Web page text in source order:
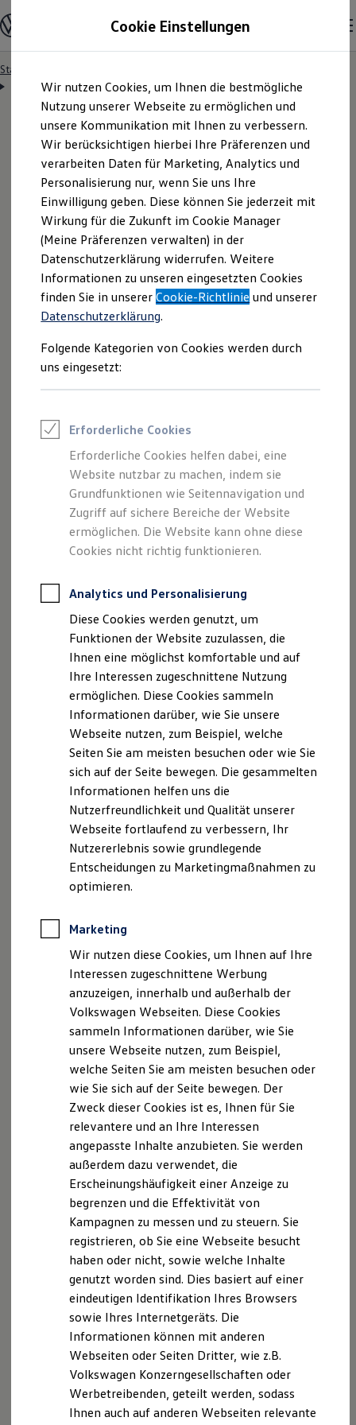
Hauptinhalt
springen
Footer
springen
Modelle & Konfigurator
Nutzfahrzeugkategorien entdecken
Modelle konfigurieren
Vorgängermodelle und Oldtimer
Vorgängermodelle
Oldtimer
Bulli Historie
Branchenlösungen & Gewerbekunden
Umbaulösungen und Hersteller finden
Auf- und Umbauten entdecken & konfigurieren
Groß- und Sonderkunden
Großkunden
Kommunen & Behörden
Journalisten
Sportvereine
Branchenlösungen
Bau & Handwerk
Gewerbliche Personenbeförderung
Service & mobile Werkstätten
Kurier, Logistik & Handel
Feuerwehr
Rettungsdienste
ONE Business ID Vorteile
Fahrzeugsuche & Marktplatz
Digitaler Marktplatz
Kauf & Finanzierung
Online-Fahrzeugbewertung
Aktionen & Angebote
E-Auto-Förderung
Für Privatkunden
Für Gewerbekunden
Profi Paket
TopDeal
Zertifizierte Gebrauchtwagen
Für Privatkunden
Für Gewerbekunden
Leasing
Für Privatkunden
Für Gewerbekunden
Versicherungen & Garantien
Garantien
Kfz-Versicherung für Nutzfahrzeuge
Restschuldversicherung
Wartungsverträge
Besitzer & Service
Reparatur & Service
Sommer-Special
Reparatur, Pflege & Inspektion
Servicetermin anfragen
Service-Vorteile bei Volkswagen Nutzfahrzeuge
ServicePlus
Economy Service
Räder & Reifen Service
Ersatzfahrzeuge
Software, Konnektivität & Apps
California App
VW Connect für Ihren ID. Buzz
VW Connect für Ihren Transporter/Caravelle
VW Connect für Ihren Amarok
VW Connect für andere Modelle
Connect Pro
Fleet Interface Data
Multistop Pathfinder
Übersicht Software Updates
Hilfreiches für Besitzer
Fahrerassistenz- und Sicherheitssysteme
Kontrollleuchten
Kurzfahrprofile und Ölverdünnung
XTL-Dieselkraftstoff
Ersatzteile und Betriebsflüssigkeiten
Original Zubehör und Lifestyle Produkte
myVolkswagen
myVolkswagen Business
Elektrisch & Autonom
Elektro - & Hybridfahrzeuge
Unser Ansatz
Klimafreundlicher Strom
Reichweite & Ladelösungen
Reichweitensimulator
Ladezeitensimulator
Ladelösungen für Privatkunden
Ladelösungen für Gewerbekunden
Wallbox und Ladekabel
Förderung & Kosten der Elektrofahrzeuge
Fördermöglichkeiten für Privatkunden
Fördermöglichkeiten für Gewerbekunden
Startseite
Servicetermin anfragen
Servicetermin bequem
online anfragen
Nutzen Sie unser Onlineformular, um schnell und
unkompliziert einen Servicetermin bei Ihrem
Volkswagen NutzfahrzeugePartner anzufragen.
Cookie Einstellungen
Wir nutzen Cookies, um Ihnen die bestmögliche
Nutzung unserer Webseite zu ermöglichen und
unsere Kommunikation mit Ihnen zu verbessern.
Wir berücksichtigen hierbei Ihre Präferenzen und
verarbeiten Daten für Marketing, Analytics und
Personalisierung nur, wenn Sie uns Ihre
Einwilligung geben. Diese können Sie jederzeit mit
Wirkung für die Zukunft im Cookie Manager
(Meine Präferenzen verwalten) in der
Datenschutzerklärung widerrufen. Weitere
Informationen zu unseren eingesetzten Cookies
finden Sie in unsererCookie-Richtlinie und unserer
Datenschutzerklärung.
Folgende Kategorien von Cookies werden durch
uns eingesetzt:
Erforderliche Cookies
Erforderliche Cookies helfen dabei, eine
Website nutzbar zu machen, indem sie
Grundfunktionen wie Seitennavigation und
Zugriff auf sichere Bereiche der Website
ermöglichen. Die Website kann ohne diese
Cookies nicht richtig funktionieren.
Analytics und Personalisierung
Diese Cookies werden genutzt, um
Funktionen der Website zuzulassen, die
Ihnen eine möglichst komfortable und auf
Ihre Interessen zugeschnittene Nutzung
ermöglichen. Diese Cookies sammeln
Informationen darüber, wie Sie unsere
Webseite nutzen, zum Beispiel, welche
Seiten Sie am meisten besuchen oder wie Sie
sich auf der Seite bewegen. Die gesammelten
Informationen helfen uns die
Nutzerfreundlichkeit und Qualität unserer
Webseite fortlaufend zu verbessern, Ihr
Nutzererlebnis sowie grundlegende
Entscheidungen zu Marketingmaßnahmen zu
optimieren.
Marketing
Wir nutzen diese Cookies, um Ihnen auf Ihre
Interessen zugeschnittene Werbung
anzuzeigen, innerhalb und außerhalb der
Volkswagen Webseiten. Diese Cookies
sammeln Informationen darüber, wie Sie
unsere Webseite nutzen, zum Beispiel,
welche Seiten Sie am meisten besuchen oder
wie Sie sich auf der Seite bewegen. Der
Zweck dieser Cookies ist es, Ihnen für Sie
relevantere und an Ihre Interessen
angepasste Inhalte anzubieten. Sie werden
außerdem dazu verwendet, die
Erscheinungshäufigkeit einer Anzeige zu
begrenzen und die Effektivität von
Kampagnen zu messen und zu steuern. Sie
registrieren, ob Sie eine Webseite besucht
haben oder nicht, sowie welche Inhalte
genutzt worden sind. Dies basiert auf einer
eindeutigen Identifikation Ihres Browsers
sowie Ihres Internetgeräts. Die
Informationen können mit anderen
Webseiten oder Seiten Dritter, wie z.B.
Volkswagen Konzerngesellschaften oder
Werbetreibenden, geteilt werden, sodass
Ihnen auch auf anderen Webseiten relevante